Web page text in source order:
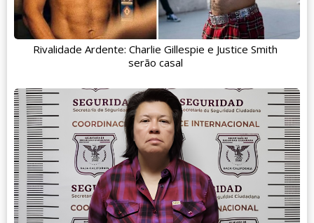
Rivalidade Ardente: Charlie Gillespie e Justice Smith
serão casal